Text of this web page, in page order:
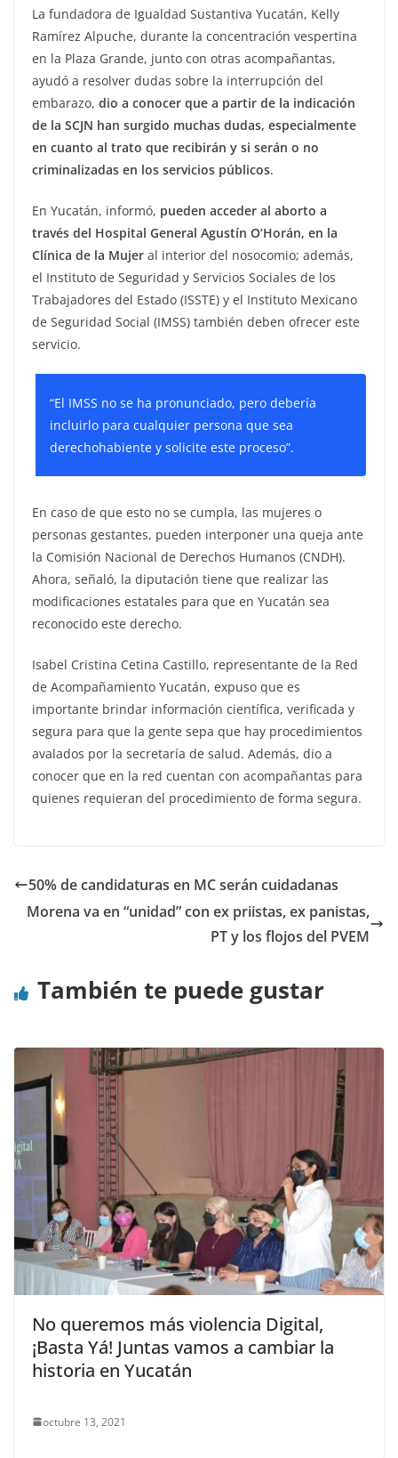
La fundadora de Igualdad Sustantiva Yucatán, Kelly
Ramírez Alpuche, durante la concentración vespertina
en la Plaza Grande, junto con otras acompañantas,
ayudó a resolver dudas sobre la interrupción del
embarazo, dio a conocer que a partir de la indicación
de la SCJN han surgido muchas dudas, especialmente
en cuanto al trato que recibirán y si serán o no
criminalizadas en los servicios públicos.
En Yucatán, informó, pueden acceder al aborto a
través del Hospital General Agustín O’Horán, en la
Clínica de la Mujer al interior del nosocomio; además,
el Instituto de Seguridad y Servicios Sociales de los
Trabajadores del Estado (ISSTE) y el Instituto Mexicano
de Seguridad Social (IMSS) también deben ofrecer este
servicio.
“El IMSS no se ha pronunciado, pero debería
incluirlo para cualquier persona que sea
derechohabiente y solicite este proceso”.
En caso de que esto no se cumpla, las mujeres o
personas gestantes, pueden interponer una queja ante
la Comisión Nacional de Derechos Humanos (CNDH).
Ahora, señaló, la diputación tiene que realizar las
modificaciones estatales para que en Yucatán sea
reconocido este derecho.
Isabel Cristina Cetina Castillo, representante de la Red
de Acompañamiento Yucatán, expuso que es
importante brindar información científica, verificada y
segura para que la gente sepa que hay procedimientos
avalados por la secretaría de salud. Además, dio a
conocer que en la red cuentan con acompañantas para
quienes requieran del procedimiento de forma segura.
50% de candidaturas en MC serán cuidadanas
Morena va en “unidad” con ex priistas, ex panistas,
PT y los flojos del PVEM
También te puede gustar
No queremos más violencia Digital,
¡Basta Yá! Juntas vamos a cambiar la
historia en Yucatán
octubre 13, 2021